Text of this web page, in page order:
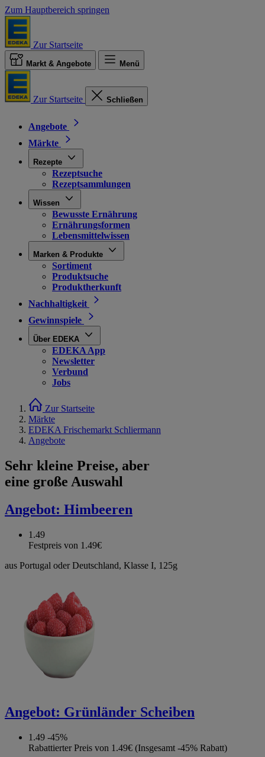
Zum Hauptbereich springen
Zur Startseite
Markt & Angebote Menü
Zur Startseite Schließen
Angebote
Märkte
Rezepte
Rezeptsuche
Rezeptsammlungen
Wissen
Bewusste Ernährung
Ernährungsformen
Lebensmittelwissen
Marken & Produkte
Sortiment
Produktsuche
Produktherkunft
Nachhaltigkeit
Gewinnspiele
Über EDEKA
EDEKA App
Newsletter
Verbund
Jobs
Zur Startseite
Märkte
EDEKA Frischemarkt Schliermann
Angebote
Sehr kleine Preise, aber
eine große Auswahl
Angebot: Himbeeren
1.49
Festpreis von 1.49€
aus Portugal oder Deutschland, Klasse I, 125g
Angebot: Grünländer Scheiben
1.49 -45%
Rabattierter Preis von 1.49€ (Insgesamt -45% Rabatt)